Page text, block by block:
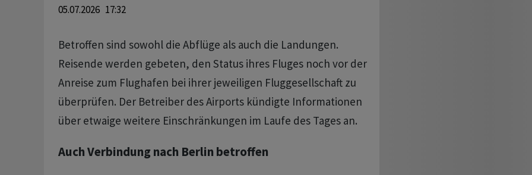
05.07.2026 17:32
Betroffen sind sowohl die Abflüge als auch die Landungen.
Reisende werden gebeten, den Status ihres Fluges noch vor der
Anreise zum Flughafen bei ihrer jeweiligen Fluggesellschaft zu
überprüfen. Der Betreiber des Airports kündigte Informationen
über etwaige weitere Einschränkungen im Laufe des Tages an.
Auch Verbindung nach Berlin betroffen